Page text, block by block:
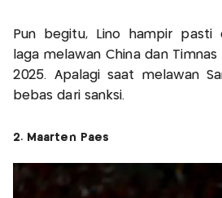
Pun begitu, Lino hampir pasti
laga melawan China dan
2025. Apalagi saat melawan
bebas dari sanksi.
2. Maarten Paes